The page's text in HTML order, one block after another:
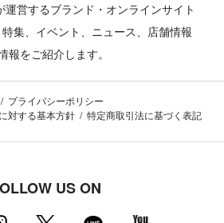
営するブランド・オンラインサイト
集、イベント、ニュース、店舗情報
報をご紹介します。
プライバシーポリシー
対する基本方針
特定商取引法に基づく表記
US ON